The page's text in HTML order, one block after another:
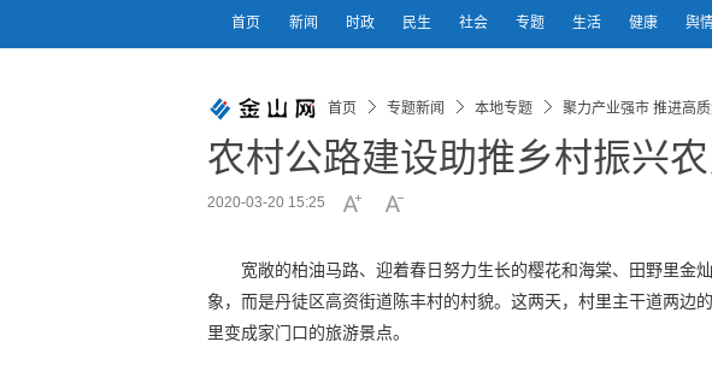
首页 新闻 时政 民生 社会 专题 生活 健康 舆
首页 专题新闻 本地专题 聚力产业强市 推进高
农村公路建设助推乡村振兴
2020-03-20 15:25
宽敞的柏油马路、迎着春日努力生长的樱花和海棠、田野里
象，而是丹徒区高资街道陈丰村的村貌。这两天，村里主干道两边
里变成家门口的旅游景点。